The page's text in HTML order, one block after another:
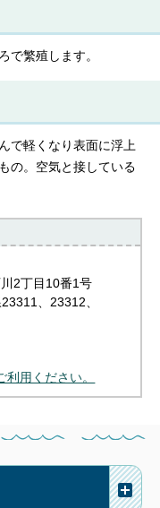
で繁殖します。
で軽くなり表面に浮上
の。空気と接している
2丁目10番1号
、23312、
用ください。